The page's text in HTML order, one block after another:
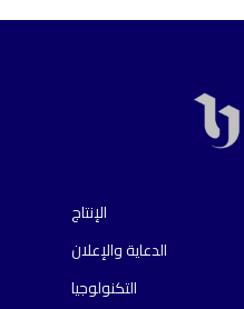
الإنتاج
الدعاية والإعلان
التكنولوجيا